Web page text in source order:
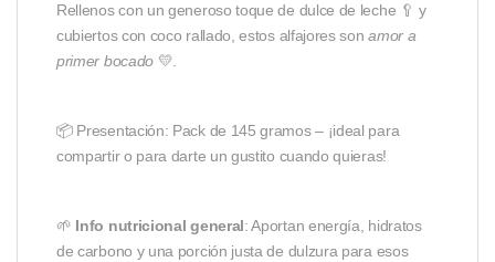
Rellenos con un generoso toque de dulce de leche 🥄 y
cubiertos con coco rallado, estos alfajores sonamor a
primer bocado 💛.
📦 Presentación: Pack de 145 gramos – ¡ideal para
compartir o para darte un gustito cuando quieras!
🌱 Info nutricional general: Aportan energía, hidratos
de carbono y una porción justa de dulzura para esos